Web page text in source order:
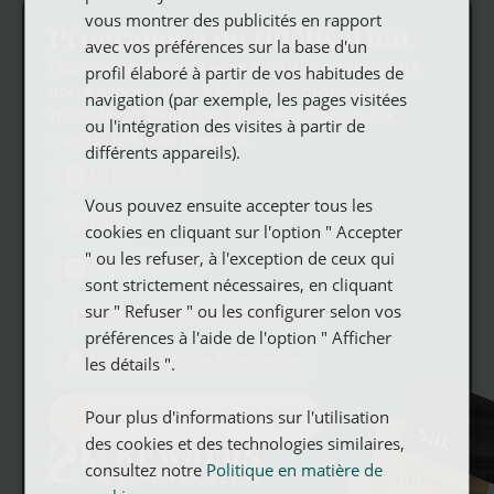
Piscine extérieure
Salle de sport et sauna
Comfy Brunch & Bistro
Stationnement
Tous les services
Comfy Brunch & Bistro
Piscine extérieure
Salle de sport et sauna
Parking
Cuisine équipée
Location de vélos
Programme de fidélisation
Découvrez les avantages exclusifs de rejoindre
notre programme. Réductions, promotions
spéciales et bénéfices uniques réservés aux
clients de Silken Rewards.
WIFI
Départ tardif
Amélioration de la chambre
1 500 points de bienvenue
Découvrez les avantages
GERMAN
vous montrer des publicités en rapport
avec vos préférences sur la base d'un
profil élaboré à partir de vos habitudes de
navigation (par exemple, les pages visitées
ou l'intégration des visites à partir de
différents appareils).
Vous pouvez ensuite accepter tous les
cookies en cliquant sur l'option " Accepter
" ou les refuser, à l'exception de ceux qui
sont strictement nécessaires, en cliquant
sur " Refuser " ou les configurer selon vos
préférences à l'aide de l'option " Afficher
les détails ".
Pour plus d'informations sur l'utilisation
des cookies et des technologies similaires,
consultez notre Politique en matière de